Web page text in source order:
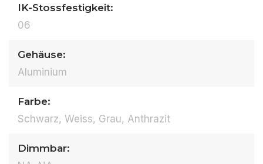
IK-Stossfestigkeit:
06
Gehäuse:
Aluminium
Farbe:
Schwarz, Weiss, Grau, Anthrazit
Dimmbar: